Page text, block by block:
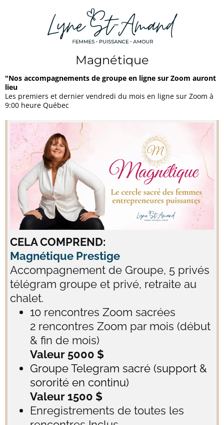
Magnétique
"Nos accompagnements de groupe en ligne sur Zoom auront
lieu
Les premiers et dernier vendredi du mois en ligne sur Zoom à
9:00 heure Québec
CELA COMPREND:
Magnétique Prestige
Accompagnement de Groupe, 5 privés
télégram groupe et privé, retraite au
chalet.
10 rencontres Zoom sacrées
2 rencontres Zoom par mois (début
& fin de mois)
Valeur 5000 $
Groupe Telegram sacré (support &
sororité en continu)
Valeur 1500 $
Enregistrements de toutes les